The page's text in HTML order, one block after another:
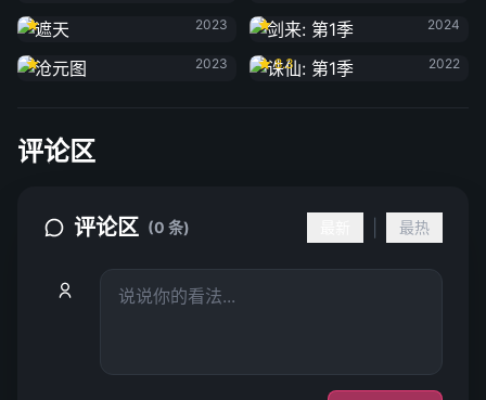
2023
2024
沧元图
2023
诛仙: 第1季
8.3
2022
评论区
评论区 (0 条) 最热